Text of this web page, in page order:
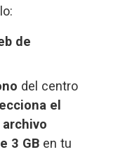
de
del centro
el
3 GB en tu